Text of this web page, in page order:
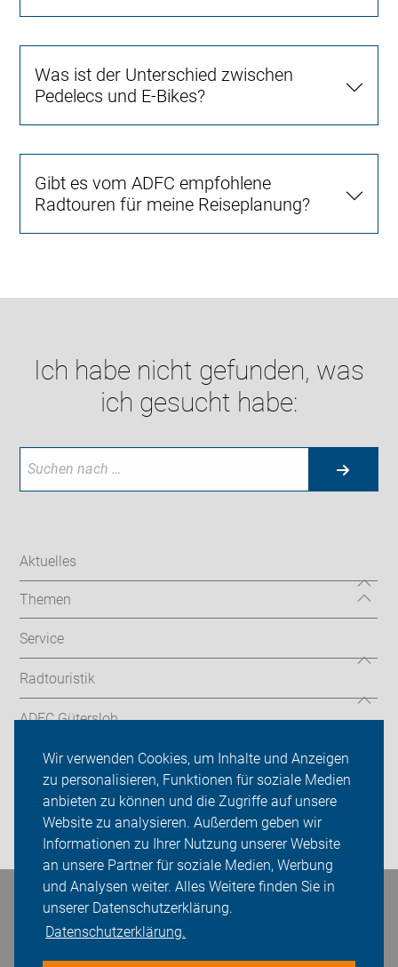
Wir verwenden Cookies, um Inhalte und Anzeigen
zu personalisieren, Funktionen für soziale Medien
anbieten zu können und die Zugriffe auf unsere
Website zu analysieren. Außerdem geben wir
Informationen zu Ihrer Nutzung unserer Website
an unsere Partner für soziale Medien, Werbung
und Analysen weiter. Alles Weitere finden Sie in
unserer Datenschutzerklärung.
Datenschutzerklärung.
Was ist der Unterschied zwischen
Pedelecs und E-Bikes?
Gibt es vom ADFC empfohlene
Radtouren für meine Reiseplanung?
Ich habe nicht gefunden, was
ich gesucht habe:
Aktuelles
Themen
Service
Radtouristik
ADFC Gütersloh
Sei dabei
Presse
Login
Bleiben Sie in Kontakt